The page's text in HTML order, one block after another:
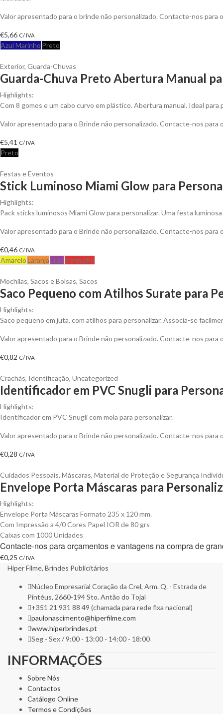
Valor apresentado para o brinde não personalizado. Contacte-nos
€5,66 C/ IVA
Azul Marinho Preto
Exterior, Guarda-Chuvas
Guarda-Chuva Preto Abertura Manual
Highlights:
Com 8 gomos e um cabo curvo em plástico. Abertura manual. Ideal para
Valor apresentado para o Brinde não personalizado. Contacte-nos
€5,41 C/ IVA
Preto
Festas e Eventos
Stick Luminoso Miami Glow para
Highlights:
Pack sticks luminosos Miami Glow para personalizar. Uma festa
Valor apresentado para o Brinde não personalizado. Contacte-nos
€0,46 C/ IVA
AmareloLaranja LilásVermelho
Mochilas, Sacos e Bolsas, Sacos
Saco Pequeno com Atilhos Surate para
Highlights:
Saco pequeno em juta, com atilhos para personalizar. Associa-se
Valor apresentado para o Brinde não personalizado. Contacte-nos
€0,82 C/ IVA
Crachás, Identificação, Uncategorized
Identificador em PVC Snugli para
Highlights:
Identificador em PVC Snugli com mola para personalizar.
Valor apresentado para o Brinde não personalizado. Contacte-nos
€0,28 C/ IVA
Cuidados Pessoais, Máscaras, Material de Proteção e Segurança
Envelope Porta Máscaras para
Highlights:
Envelope Porta Máscaras Formato 235 x 120 mm.
Com Impressão a 4/0 Cores Papel IOR de 80 grs
Caixas com 1000 Unidades
Contacte-nos para orçamentos e vantagens na compra de
€0,25 C/ IVA
Hiper Filme, Brindes Publicitários
Núcleo Empresarial Coração da Crel, Arm. Q. - Estrada de
Pintéus, 2660-194 Sto. Antão do Tojal
+351 21 931 88 49 (chamada para rede fixa nacional)
paulonascimento@hiperfilme.com
www.hiperbrindes.pt
Seg - Sex / 9:00 - 13:00 - 14:00 - 18:00
INFORMAÇÕES
Sobre Nós
Contactos
Catálogo Online
Termos e Condições